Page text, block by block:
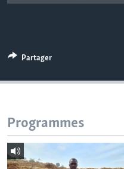
Partager
Programmes